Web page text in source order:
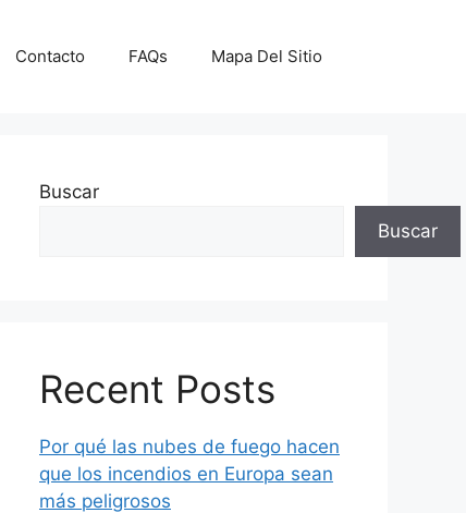
Contacto FAQs Mapa Del Sitio
Buscar
Buscar
Recent Posts
Por qué las nubes de fuego hacen
que los incendios en Europa sean
más peligrosos